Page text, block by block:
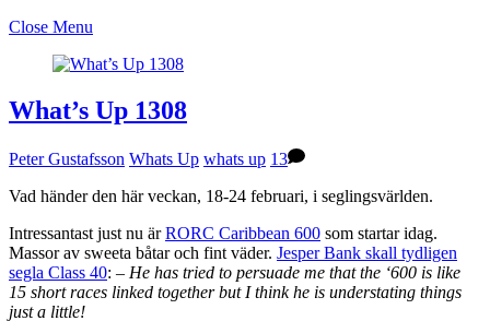
Close Menu
What’s Up 1308
Peter Gustafsson Whats Up whats up 13
Vad händer den här veckan, 18-24 februari, i seglingsvärlden.
Intressantast just nu ärRORC Caribbean 600 som startar idag.
Massor av sweeta båtar och fint väder. Jesper Bank skall tydligen
segla Class 40: – He has tried to persuade me that the ‘600 is like
15 short races linked together but I think he is understating things
just a little!